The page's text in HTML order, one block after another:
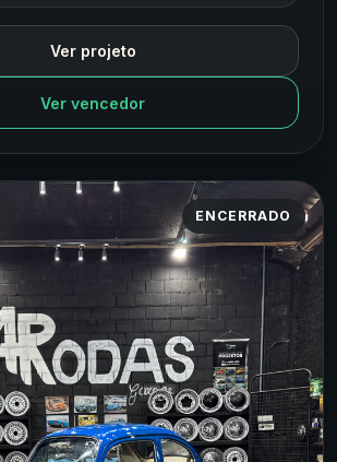
Ver projeto
Ver vencedor
ENCERRADO